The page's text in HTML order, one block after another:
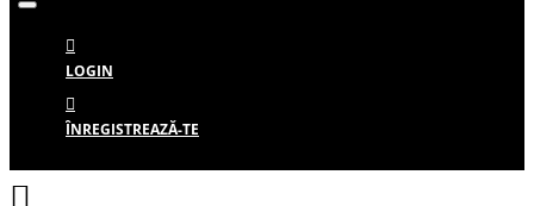
LOGIN
ÎNREGISTREAZĂ-TE